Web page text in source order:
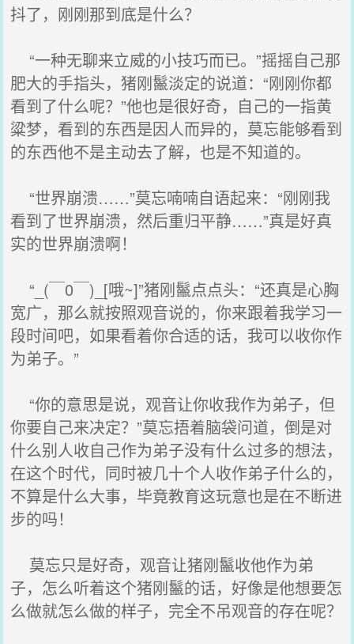
抖了，刚刚那到底是什么？
“一种无聊来立威的小技巧而已。”摇摇自己那
肥大的手指头，猪刚鬣淡定的说道：“刚刚你都
看到了什么呢？”他也是很好奇，自己的一指黄
粱梦，看到的东西是因人而异的，莫忘能够看到
的东西他不是主动去了解，也是不知道的。
“世界崩溃……”莫忘喃喃自语起来：“刚刚我
看到了世界崩溃，然后重归平静……”真是好真
实的世界崩溃啊！
“_(￣0￣)_[哦~]”猪刚鬣点点头：“还真是心胸
宽广，那么就按照观音说的，你来跟着我学习一
段时间吧，如果看着你合适的话，我可以收你作
为弟子。”
“你的意思是说，观音让你收我作为弟子，但
你要自己来决定？”莫忘捂着脑袋问道，倒是对
什么别人收自己作为弟子没有什么过多的想法，
在这个时代，同时被几十个人收作弟子什么的，
不算是什么大事，毕竟教育这玩意也是在不断进
步的吗！
莫忘只是好奇，观音让猪刚鬣收他作为弟
子，怎么听着这个猪刚鬣的话，好像是他想要怎
么做就怎么做的样子，完全不吊观音的存在呢？